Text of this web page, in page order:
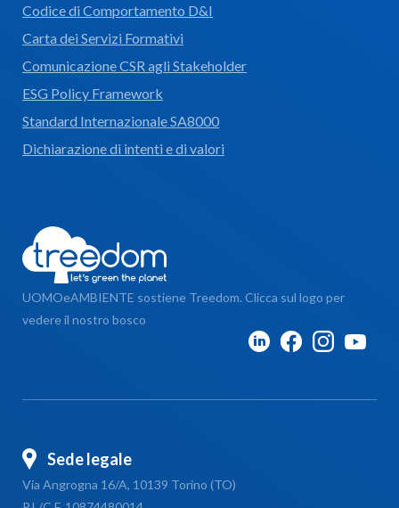
Codice di Comportamento D&I
Carta dei Servizi Formativi
Comunicazione CSR agli Stakeholder
ESG Policy Framework
Standard Internazionale SA8000
Dichiarazione di intenti e di valori
UOMOeAMBIENTE sostiene Treedom. Clicca sul logo per
vedere il nostro bosco
Sede legale
Via Angrogna 16/A, 10139 Torino (TO)